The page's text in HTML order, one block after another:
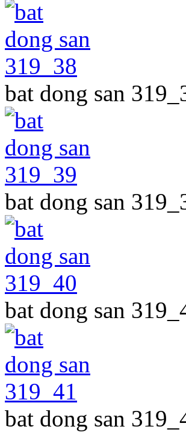
bat dong san
bat dong san
bat dong san
bat dong san